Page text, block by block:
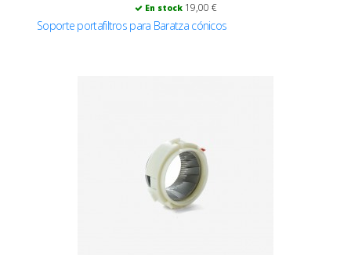
En stock 19,00 €
Soporte portafiltros para Baratza cónicos